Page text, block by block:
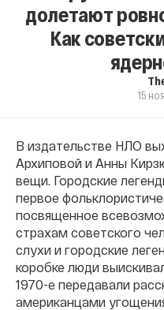
долетают
Как
15
В издательстве НЛО
Архиповой и Анны
вещи. Городские
первое
посвященное
страхам советского
слухи и городские
коробке люди
1970-е передавали
американцами